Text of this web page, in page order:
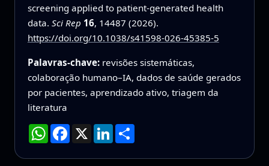
screening applied to patient-generated health
data. Sci Rep 16, 14487 (2026).
https://doi.org/10.1038/s41598-026-45385-5
Palavras-chave: revisões sistemáticas,
colaboração humano–IA, dados de saúde gerados
por pacientes, aprendizado ativo, triagem da
literatura
WhatsApp
Facebook
X LinkedInCompartilhar